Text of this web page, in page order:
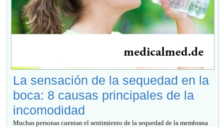
La sensación de la sequedad en la
boca: 8 causas principales de la
incomodidad
Muchas personas cuentan el sentimiento de la sequedad de la membrana